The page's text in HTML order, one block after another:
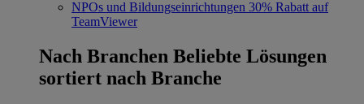
NPOs und Bildungseinrichtungen 30% Rabatt auf
TeamViewer
Nach Branchen Beliebte Lösungen
sortiert nach Branche